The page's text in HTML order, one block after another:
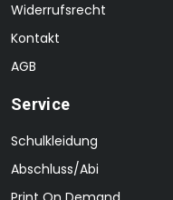
Widerrufsrecht
Kontakt
AGB
Service
Schulkleidung
Abschluss/Abi